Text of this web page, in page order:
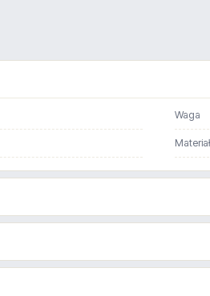
Waga